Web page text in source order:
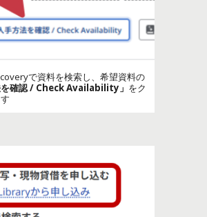
で資料を検索し、希望資料の
を確認 / Check Availability」 をク